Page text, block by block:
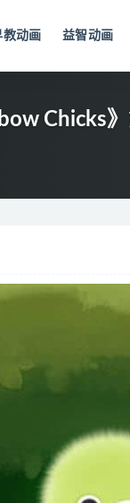
教动画 益智动画
Chicks